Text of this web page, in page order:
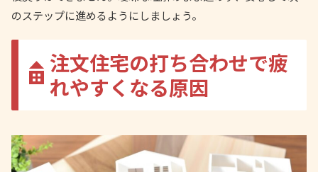
のステップに進めるようにしましょう。
注文住宅の打ち合わせで疲
れやすくなる原因